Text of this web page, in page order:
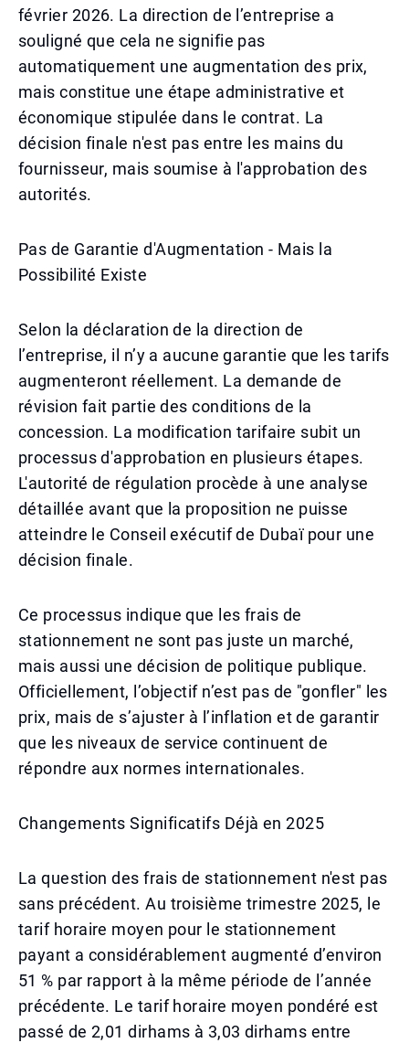
février 2026. La direction de l’entreprise a
souligné que cela ne signifie pas
automatiquement une augmentation des prix,
mais constitue une étape administrative et
économique stipulée dans le contrat. La
décision finale n'est pas entre les mains du
fournisseur, mais soumise à l'approbation des
autorités.
Pas de Garantie d'Augmentation - Mais la
Possibilité Existe
Selon la déclaration de la direction de
l’entreprise, il n’y a aucune garantie que les tarifs
augmenteront réellement. La demande de
révision fait partie des conditions de la
concession. La modification tarifaire subit un
processus d'approbation en plusieurs étapes.
L'autorité de régulation procède à une analyse
détaillée avant que la proposition ne puisse
atteindre le Conseil exécutif de Dubaï pour une
décision finale.
Ce processus indique que les frais de
stationnement ne sont pas juste un marché,
mais aussi une décision de politique publique.
Officiellement, l’objectif n’est pas de "gonfler" les
prix, mais de s’ajuster à l’inflation et de garantir
que les niveaux de service continuent de
répondre aux normes internationales.
Changements Significatifs Déjà en 2025
La question des frais de stationnement n'est pas
sans précédent. Au troisième trimestre 2025, le
tarif horaire moyen pour le stationnement
payant a considérablement augmenté d’environ
51 % par rapport à la même période de l’année
précédente. Le tarif horaire moyen pondéré est
passé de 2,01 dirhams à 3,03 dirhams entre